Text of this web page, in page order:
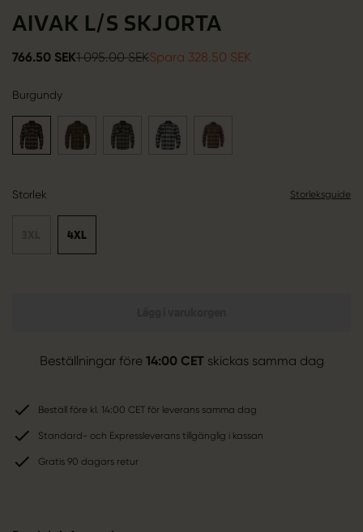
AIVAK L/S SKJORTA
766.50 SEK1 095.00 SEKSpara 328.50 SEK
Burgundy
Storlek Storleksguide
4XL
Beställningar före 14:00 CETskickas samma dag
Beställ före kl. 14:00 CET för leverans samma dag
Standard- och Expressleverans tillgänglig i kassan
Gratis 90 dagars retur